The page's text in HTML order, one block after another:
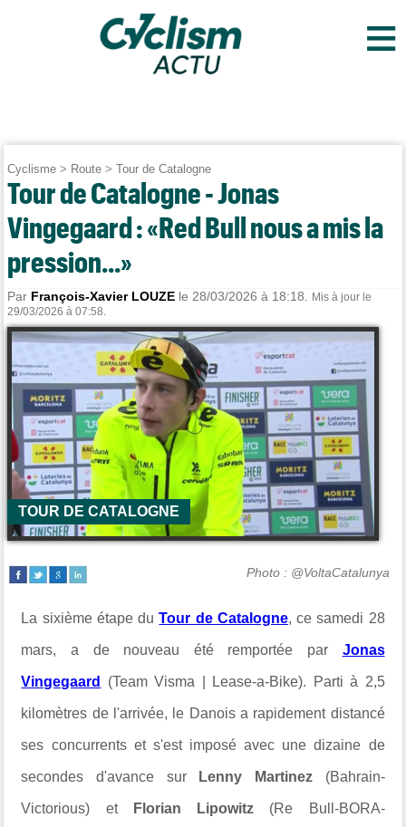
≡
Cyclisme > Route >Tour de Catalogne
Tour de Catalogne - Jonas
Vingegaard : «Red Bull nous a mis la
pression...»
Par François-Xavier LOUZE le 28/03/2026 à 18:18.
Mis à jour le
29/03/2026 à 07:58.
TOUR DE CATALOGNE
Photo : @VoltaCatalunya
La sixième étape duTour de Catalogne, ce samedi 28
mars, a de nouveau été remportée par Jonas
Vingegaard (Team Visma | Lease-a-Bike). Parti à 2,5
kilomètres de l'arrivée, le Danois a rapidement distancé
ses concurrents et s'est imposé avec une dizaine de
secondes d'avance sur Lenny Martinez(Bahrain-
Victorious) et Florian Lipowitz (Re Bull-BORA-